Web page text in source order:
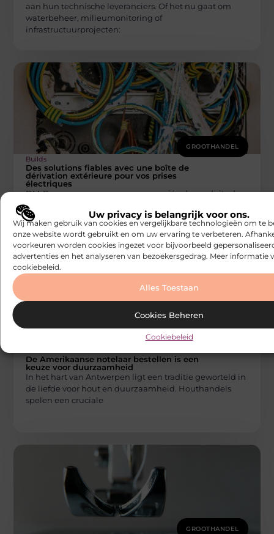
Uw privacy is belangrijk voor ons.
Wij maken gebruik van cookies en vergelijkbare technologieën om te
onze website wordt gebruikt en om uw ervaring te verbeteren.
voorkeuren worden cookies ingezet voor bijvoorbeeld
advertenties en het analyseren van bezoekersgedrag. Meer informatie
cookiebeleid.
Alles Toestaan
Cookies Beheren
Cookiebeleid
aan hun technische leveranciers. Of het nu gaat om
waterbeheer, milieumonitoring of
infrastructuurprojecten:
GROOTHANDEL
Builds
Des solutions fiables avec une boîte de
dérivation extérieure pour vos prises
électriques
DM-Power propose une gamme variée de produits de
six marques renommées, offrant des solutions de haute
qualité pour l’installation de
GROOTHANDEL
De Amerikaanse notelaar bestellen is een
keuze voor duurzaamheid
In het hart van Antwerpen ligt een traditie geworteld in
de liefde voor hout en duurzaamheid. Houthandels
spelen een cruciale
GROOTHANDEL